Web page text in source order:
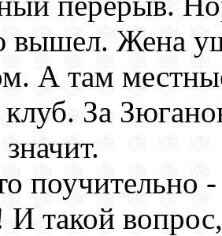
вышел. Жена
А там
клуб. За
поучительно
И такой